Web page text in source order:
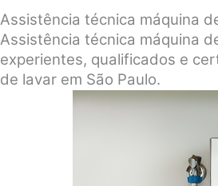
Assistência técnica máquina
Assistência técnica máquina
experientes, qualificados e
de lavar em São Paulo.